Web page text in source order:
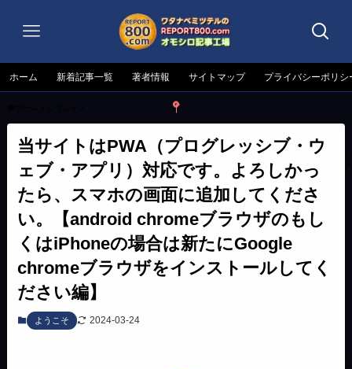
ホーム 新着記事一覧 著者情報 サイトマップ プライバシーポリシ
当サイトはPWA（プログレッシブ・ウ
ェブ・アプリ）対応です。よろしかっ
たら、スマホの画面に追加してくださ
い。【android chromeブラウザのもし
くはiPhoneの場合は新たにGoogle
chromeブラウザをインストールしてく
ださい編】
ようこそ 2024-03-24